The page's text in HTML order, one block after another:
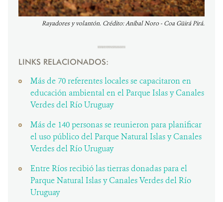
Rayadores y volantón. Crédito: Aníbal Noro - Coa Güirá Pirá.
LINKS RELACIONADOS:
Más de 70 referentes locales se capacitaron en
educación ambiental en el Parque Islas y Canales
Verdes del Río Uruguay
Más de 140 personas se reunieron para planificar
el uso público del Parque Natural Islas y Canales
Verdes del Río Uruguay
Entre Ríos recibió las tierras donadas para el
Parque Natural Islas y Canales Verdes del Río
Uruguay